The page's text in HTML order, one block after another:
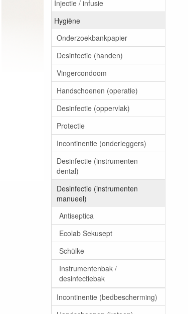
Injectie / infusie
Hygiëne
Onderzoekbankpapier
Desinfectie (handen)
Vingercondoom
Handschoenen (operatie)
Desinfectie (oppervlak)
Protectie
Incontinentie (onderleggers)
Desinfectie (instrumenten
dental)
Desinfectie (instrumenten
manueel)
Antiseptica
Ecolab Sekusept
Schülke
Instrumentenbak /
desinfectiebak
Incontinentie (bedbescherming)